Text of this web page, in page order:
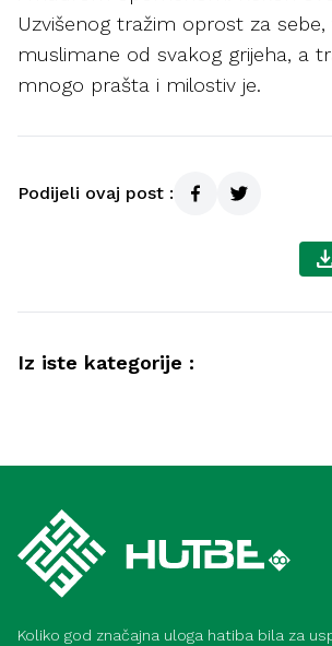
Uzvišenog tražim oprost za sebe,
muslimane od svakog grijeha, a
mnogo prašta i milostiv je.
Podijeli ovaj post :
Iz iste kategorije :
Koliko god značajna uloga hatiba bila za